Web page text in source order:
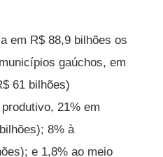
em R$ 88,9 bilhões os
gaúchos, em
61 bilhões)
21% em
8% à
e 1,8% ao meio